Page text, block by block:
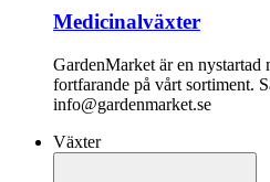
Medicinalväxter
GardenMarket är en nystartad
fortfarande på vårt sortiment.
info@gardenmarket.se
Växter